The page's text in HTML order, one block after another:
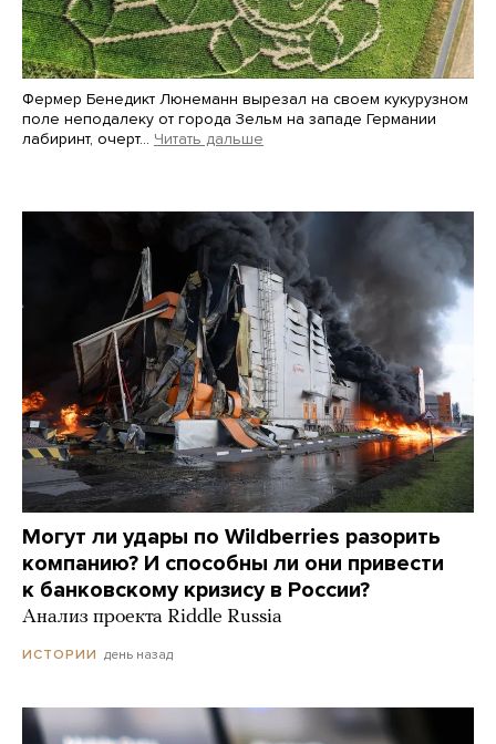
Фермер Бенедикт Люнеманн вырезал на своем кукурузном
поле неподалеку от города Зельм на западе Германии
лабиринт, очерт… Читать дальше
Могут ли удары по Wildberries разорить
компанию? И способны ли они привести
к банковскому кризису в России?
Анализ проекта Riddle Russia
ИСТОРИИ день назад